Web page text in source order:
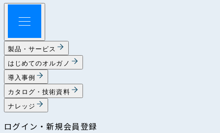
製品・サービス
はじめてのオルガノ
導入事例
カタログ・技術資料
ナレッジ
ログイン・新規会員登録